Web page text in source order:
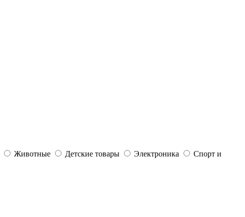
Животные Детские товары Электроника
Спорт и